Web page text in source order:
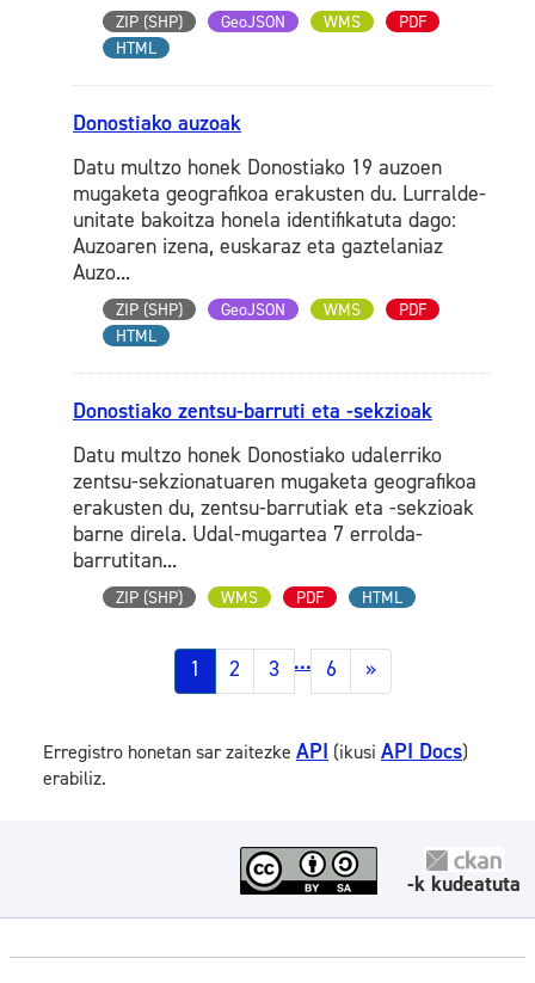
ZIP (SHP) GeoJSON WMS
PDF
HTML
Donostiako auzoak
Datu multzo honek Donostiako 19 auzoen
mugaketa geografikoa erakusten du. Lurralde-
unitate bakoitza honela identifikatuta dago:
Auzoaren izena, euskaraz eta gaztelaniaz
Auzo...
ZIP (SHP) GeoJSON WMS
PDF
HTML
Donostiako zentsu-barruti eta -sekzioak
Datu multzo honek Donostiako udalerriko
zentsu-sekzionatuaren mugaketa geografikoa
erakusten du, zentsu-barrutiak eta -sekzioak
barne direla. Udal-mugartea 7 errolda-
barrutitan...
ZIP (SHP) WMS PDF HTML
1 2 3 ... 6 »
Erregistro honetan sar zaitezke API (ikusi API Docs)
erabiliz.
-k kudeatuta